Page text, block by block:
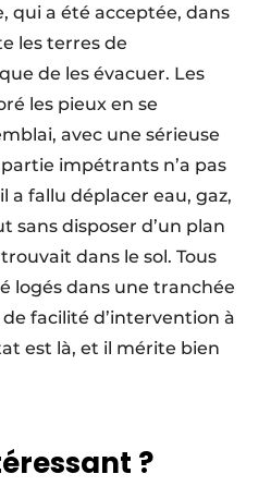
qui a été acceptée, dans
les terres de
de les évacuer. Les
les pieux en se
avec une sérieuse
impétrants n’a pas
a fallu déplacer eau, gaz,
sans disposer d’un plan
dans le sol. Tous
logés dans une tranchée
facilité d’intervention à
est là, et il mérite bien
?